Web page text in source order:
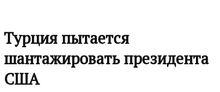
Турция пытается
шантажировать президента
США